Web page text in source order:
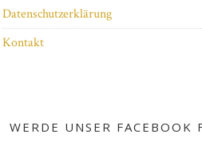
Datenschutzerklärung
Kontakt
WERDE UNSER FACEBOOK